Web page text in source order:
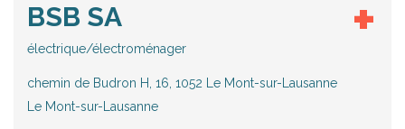
BSB SA
électrique/électroménager
chemin de Budron H, 16, 1052 Le Mont-sur-Lausanne
Le Mont-sur-Lausanne